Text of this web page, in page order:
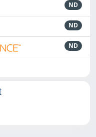
ND
ND
ND